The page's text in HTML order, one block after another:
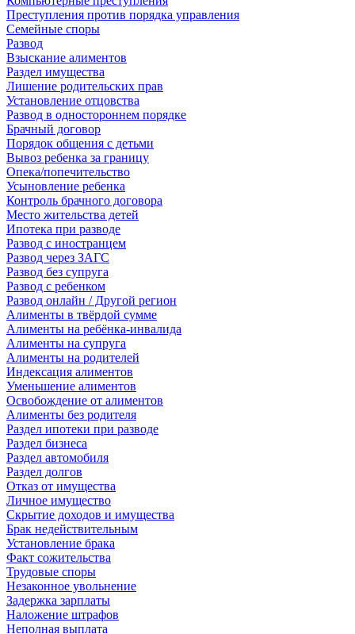
Преступления против порядка управления
Семейные споры
Развод
Взыскание алиментов
Раздел имущества
Лишение родительских прав
Установление отцовства
Развод в одностороннем порядке
Брачный договор
Порядок общения с детьми
Вывоз ребенка за границу
Опека/попечительство
Усыновление ребенка
Контроль брачного договора
Место жительства детей
Ипотека при разводе
Развод с иностранцем
Развод через ЗАГС
Развод без супруга
Развод с ребенком
Развод онлайн / Другой регион
Алименты в твёрдой сумме
Алименты на ребёнка-инвалида
Алименты на супруга
Алименты на родителей
Индексация алиментов
Уменьшение алиментов
Освобождение от алиментов
Алименты без родителя
Раздел ипотеки при разводе
Раздел бизнеса
Раздел автомобиля
Раздел долгов
Отказ от имущества
Личное имущество
Скрытие доходов и имущества
Брак недействительным
Установление брака
Факт сожительства
Трудовые споры
Незаконное увольнение
Задержка зарплаты
Наложение штрафов
Неполная выплата